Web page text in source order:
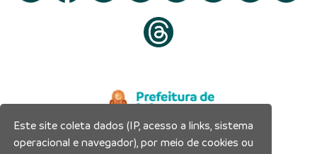
Este site coleta dados (IP, acesso a links, sistema
operacional e navegador), por meio de cookies ou